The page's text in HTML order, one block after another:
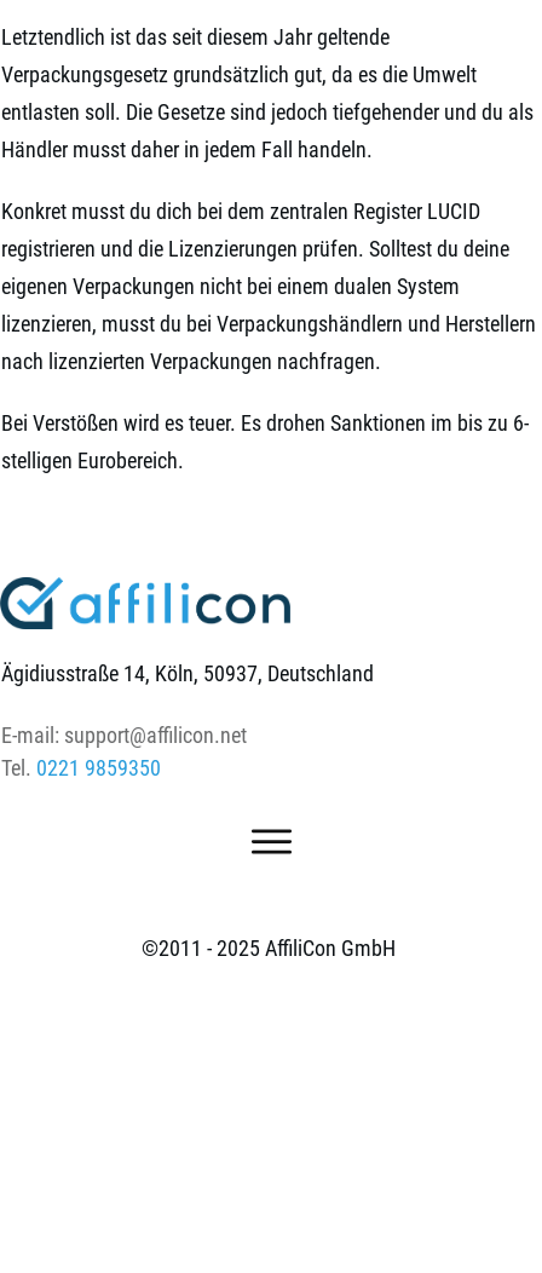
Letztendlich ist das seit diesem Jahr geltende
Verpackungsgesetz grundsätzlich gut, da es die Umwelt
entlasten soll. Die Gesetze sind jedoch tiefgehender und du als
Händler musst daher in jedem Fall handeln.
Konkret musst du dich bei dem zentralen Register LUCID
registrieren und die Lizenzierungen prüfen. Solltest du deine
eigenen Verpackungen nicht bei einem dualen System
lizenzieren, musst du bei Verpackungshändlern und Herstellern
nach lizenzierten Verpackungen nachfragen.
Bei Verstößen wird es teuer. Es drohen Sanktionen im bis zu 6-
stelligen Eurobereich.
Ägidiusstraße 14, Köln, 50937, Deutschland
E-mail: support@affilicon.net
Tel. 0221 9859350
©2011 - 2025 AffiliCon GmbH